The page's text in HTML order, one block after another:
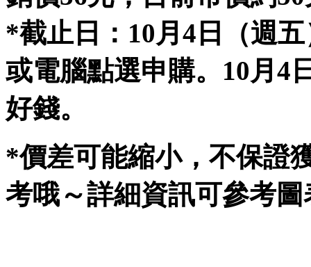
*截止日：10月4日（週
或電腦點選申購。10月4
好錢。
*價差可能縮小，不保證
考哦～詳細資訊可參考圖